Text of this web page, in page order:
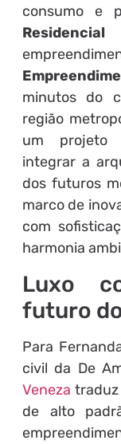
consumo e
minutos do
região
um projeto
integrar a
dos futuros
marco de
com
harmonia
Luxo
futuro
Para
civil da De
Veneza traduz
de alto